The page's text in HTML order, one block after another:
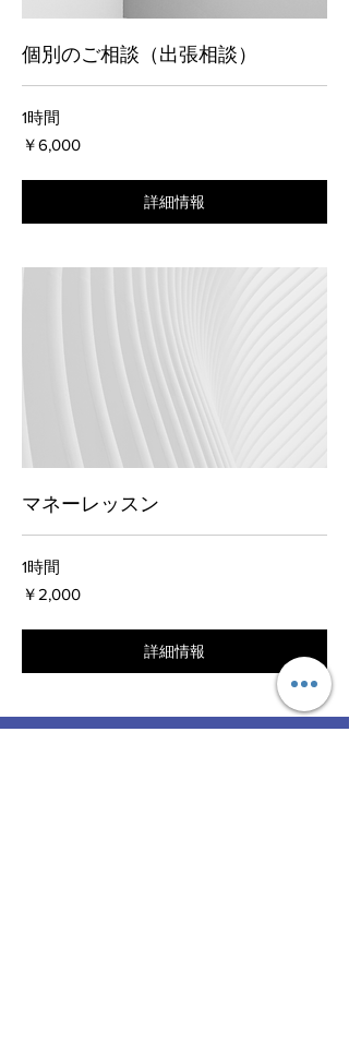
個別のご相談（出張相談）
1時間
6,000
円
￥6,000
詳細情報
マネーレッスン
1時間
2,000
円
￥2,000
詳細情報